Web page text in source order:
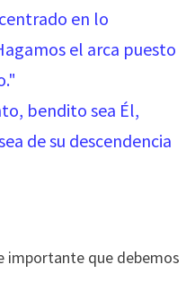
en lo
el arca puesto
bendito sea Él,
de su descendencia
importante que debemos